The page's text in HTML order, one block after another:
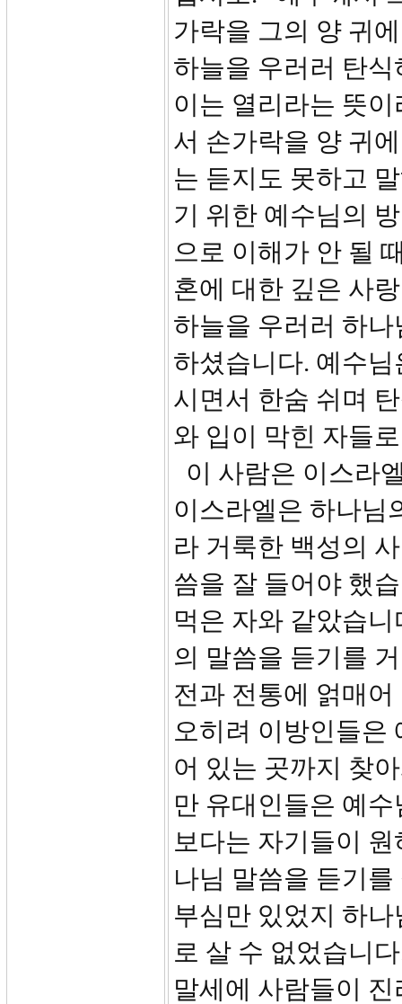
가락을 그의 양 귀
하늘을 우러러 탄
이는 열리라는 뜻
서 손가락을 양 귀
는 듣지도 못하고
기 위한 예수님의
으로 이해가 안 될
혼에 대한 깊은 사
하늘을 우러러 하
하셨습니다. 예수
시면서 한숨 쉬며
와 입이 막힌 자들
이 사람은 이스라
이스라엘은 하나님
라 거룩한 백성의
씀을 잘 들어야 했
먹은 자와 같았습
의 말씀을 듣기를
전과 전통에 얽매
오히려 이방인들은
어 있는 곳까지 찾
만 유대인들은 예
보다는 자기들이
나님 말씀을 듣기
부심만 있었지 하
로 살 수 없었습니
말세에 사람들이